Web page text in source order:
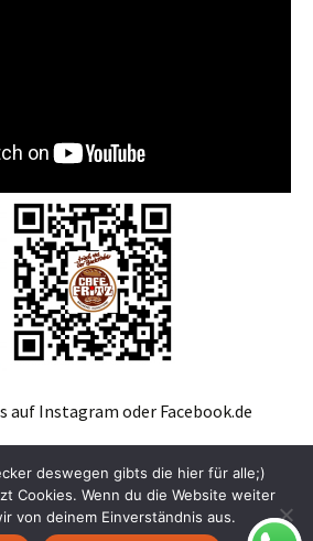
auf Instagram oder Facebook.de
deswegen gibts die hier für alle;)
Cookies. Wenn du die Website weiter
von deinem Einverständnis aus.